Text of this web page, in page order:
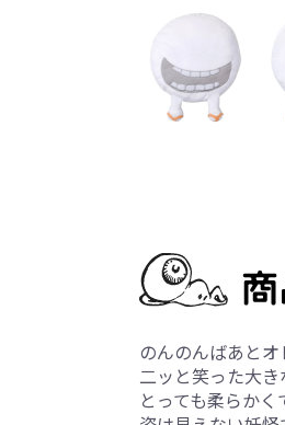
のんのんばあとオ
二ッと笑った大き
とっても柔らか